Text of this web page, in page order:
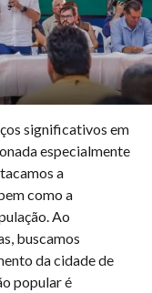
significativos em
especialmente
a
como a
Ao
buscamos
da cidade de
popular é